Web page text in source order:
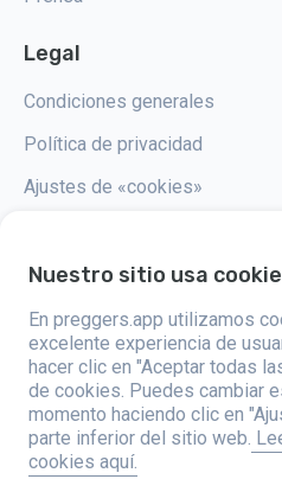
Legal
Condiciones generales
Política de privacidad
Ajustes de «cookies»
Preggers, creado por el estudio de
2017, tiene como objetivo simplificar
nuevos padres de todo el mundo. Con
colaboraciones con expertos, han
usar que son utilizadas por más de
ofrece una experiencia única en 3D,
consejos y herramientas
También apoya a los nuevos padres
cuidado de los recién nacidos. Al
apoya diferentes configuraciones
Nuestro sitio usa
En preggers.app utilizamos
excelente experiencia de
hacer clic en "Aceptar todas
de cookies. Puedes cambiar
momento haciendo clic en
parte inferior del sitio web.
cookies aquí.